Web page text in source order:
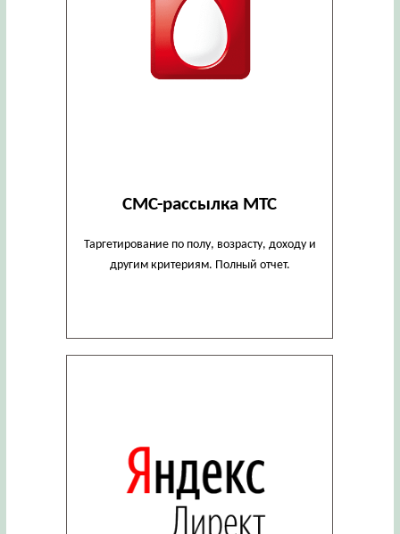
СМС-рассылка МТС
Таргетирование по полу, возрасту, доходу и
другим критериям. Полный отчет.